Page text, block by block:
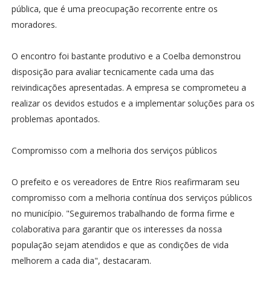
pública, que é uma preocupação recorrente entre os
moradores.
O encontro foi bastante produtivo e a Coelba demonstrou
disposição para avaliar tecnicamente cada uma das
reivindicações apresentadas. A empresa se comprometeu a
realizar os devidos estudos e a implementar soluções para os
problemas apontados.
Compromisso com a melhoria dos serviços públicos
O prefeito e os vereadores de Entre Rios reafirmaram seu
compromisso com a melhoria contínua dos serviços públicos
no município. "Seguiremos trabalhando de forma firme e
colaborativa para garantir que os interesses da nossa
população sejam atendidos e que as condições de vida
melhorem a cada dia", destacaram.